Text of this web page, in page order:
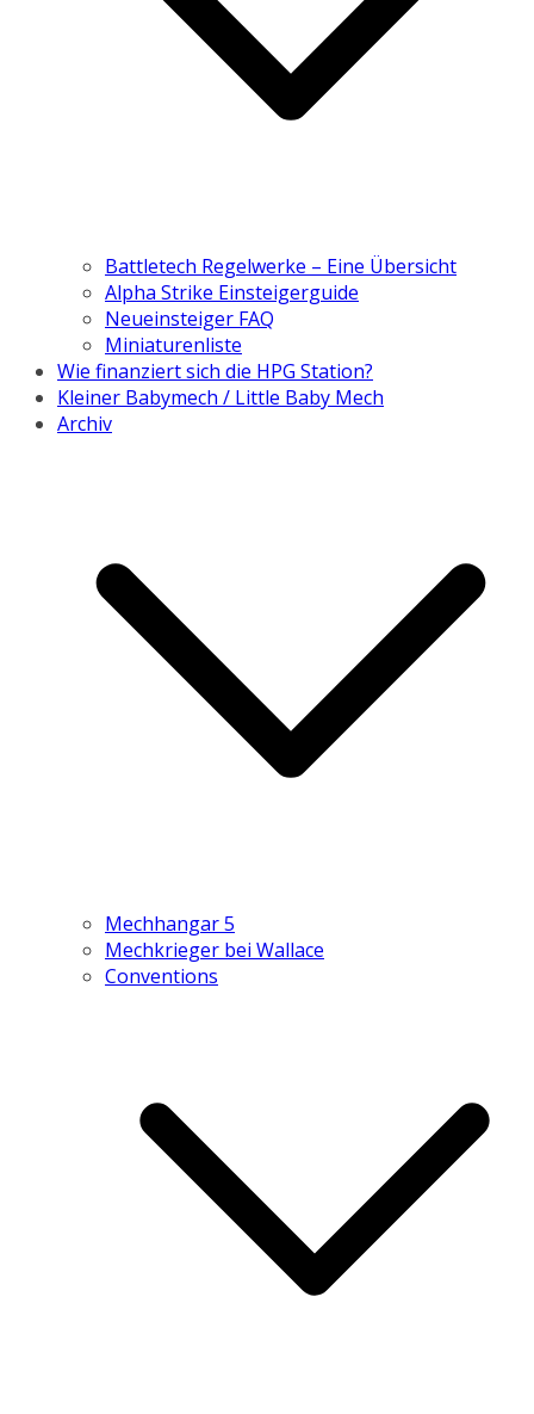
Battletech Regelwerke – Eine Übersicht
Alpha Strike Einsteigerguide
Neueinsteiger FAQ
Miniaturenliste
Wie finanziert sich die HPG Station?
Kleiner Babymech / Little Baby Mech
Archiv
Mechhangar 5
Mechkrieger bei Wallace
Conventions